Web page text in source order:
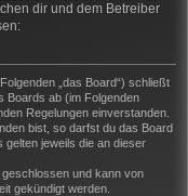
dir und dem Betreiber
„das Board“) schließt
Boards ab (im Folgenden
Regelungen einverstanden.
bist, so darfst du das Board
jeweils die an dieser
und kann von
gekündigt werden.